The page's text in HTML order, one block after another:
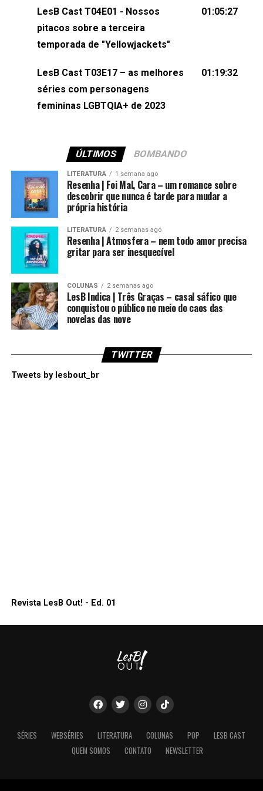
(⁠⁠⁠⁠⁠⁠@KarolenPassos⁠⁠⁠⁠⁠⁠)Participação de Bruna Fentanes
(⁠⁠⁠⁠@brunarfentanes⁠⁠⁠⁠) e Pollyelly FlorêncioEdição de
Naiady Machado
LesB Cast T04E01 - Nossos
pitacos sobre a terceira
temporada de "Yellowjackets"
01:05:27
LesB Cast T03E17 – as melhores
séries com personagens
femininas LGBTQIA+ de 2023
01:19:32
ÚLTIMOS BOMBANDO
LITERATURA 1 semana ago
Resenha | Foi Mal, Cara – um romance sobre
descobrir que nunca é tarde para mudar a
própria história
LITERATURA 2 semanas ago
Resenha | Atmosfera – nem todo amor precisa
gritar para ser inesquecível
COLUNAS 2 semanas ago
LesB Indica | Três Graças – casal sáfico que
conquistou o público no meio do caos das
novelas das nove
TWITTER
Tweets by lesbout_br
Revista LesB Out! - Ed. 01
SÉRIES WEBSÉRIES LITERATURA COLUNAS POP
LESB CAST
QUEM SOMOS
CONTATO NEWSLETTER